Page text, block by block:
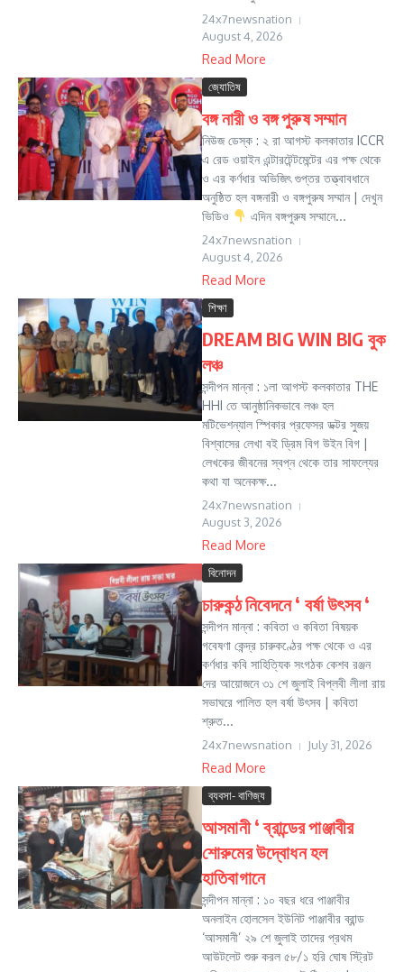
24x7newsnation
August 4, 2026
Read More
জ্যোতিষ
বঙ্গ নারী ও বঙ্গ পুরুষ সম্মান
নিউজ ডেস্ক : ২ রা আগস্ট কলকাতার ICCR
এ রেড ওয়াইন এন্টারটেন্টমেন্টের এর পক্ষ থেকে
ও এর কর্ণধার অভিজিৎ গুপ্তর তত্ত্বাবধানে
অনুষ্ঠিত হল বঙ্গনারী ও বঙ্গপুরুষ সম্মান | দেখুন
ভিডিও
এদিন বঙ্গপুরুষ সম্মানে...
24x7newsnation
August 4, 2026
Read More
শিক্ষা
DREAM BIG WIN BIG বুক
লঞ্চ
সন্দীপন মান্না : ১লা আগস্ট কলকাতার THE
HHI তে আনুষ্ঠানিকভাবে লঞ্চ হল
মটিভেশন্যাল স্পিকার প্রফেসর ডক্টর সুজয়
বিশ্বাসের লেখা বই ড্রিম বিগ উইন বিগ |
লেখকের জীবনের স্বপ্ন থেকে তার সাফল্যের
কথা যা অনেকক্ষ...
24x7newsnation
August 3, 2026
Read More
বিনোদন
চারুকন্ঠ নিবেদনে ‘ বর্ষা উৎসব ‘
সন্দীপন মান্না : কবিতা ও কবিতা বিষয়ক
গবেষণা কেন্দ্র চারুকণ্ঠের পক্ষ থেকে ও এর
কর্ণধার কবি সাহিত্যিক সংগঠক কেশব রঞ্জন
দের আয়োজনে ৩১ শে জুলাই বিপ্লবী লীলা রায়
সভাঘরে পালিত হল বর্ষা উৎসব | কবিতা
শ্রুত...
24x7newsnation July 31, 2026
Read More
ব্যবসা- বাণিজ্য
আসমানী ‘ ব্রান্ডের পাঞ্জাবীর
শোরুমের উদ্বোধন হল
হাতিবাগানে
সন্দীপন মান্না : ১০ বছর ধরে পাঞ্জাবীর
অনলাইন হোলসেল ইউনিট পাঞ্জাবীর ব্রান্ড
‘আসমানী’ ২৯ শে জুলাই তাদের প্রথম
আউটলেট শুরু করল ৫৮/১ হরি ঘোষ স্ট্রিট